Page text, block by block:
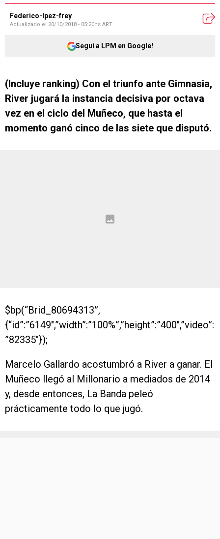
Federico-lpez-frey
Actualizado el 20/10/2018 - 05:20hs ART
Seguí a LPM en Google!
(Incluye ranking) Con el triunfo ante Gimnasia,
River jugará la instancia decisiva por octava
vez en el ciclo del Muñeco, que hasta el
momento ganó cinco de las siete que disputó.
$bp(“Brid_80694313”,
{“id”:”6149″,”width”:”100%”,”height”:”400″,”video”:
”82335″});
Marcelo Gallardo acostumbró a River a ganar. El
Muñeco llegó al Millonario a mediados de 2014
y, desde entonces, La Banda peleó
prácticamente todo lo que jugó.